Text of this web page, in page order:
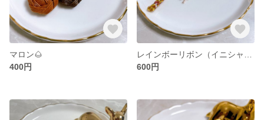
マロン🌰
400円
600円